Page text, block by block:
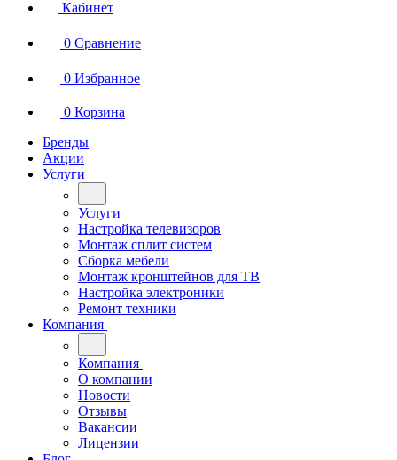
Избранное
0 Корзина
Бренды
Акции
Услуги
Услуги
Настройка телевизоров
Монтаж сплит систем
Сборка мебели
Монтаж кронштейнов для ТВ
Настройка электроники
Ремонт техники
Компания
Компания
О компании
Новости
Отзывы
Вакансии
Лицензии
Блог
Информация